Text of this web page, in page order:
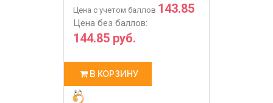
Цена с учетом баллов 143.85
Цена без баллов:
144.85 руб.
В КОРЗИНУ